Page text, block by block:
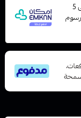
وقسّمها على 5
ميسرة إلى 4 وحتى 6 دفعات،